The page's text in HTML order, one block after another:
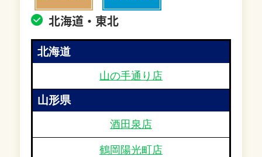
北海道・東北
北海道
山の手通り店
山形県
酒田泉店
鶴岡陽光町店